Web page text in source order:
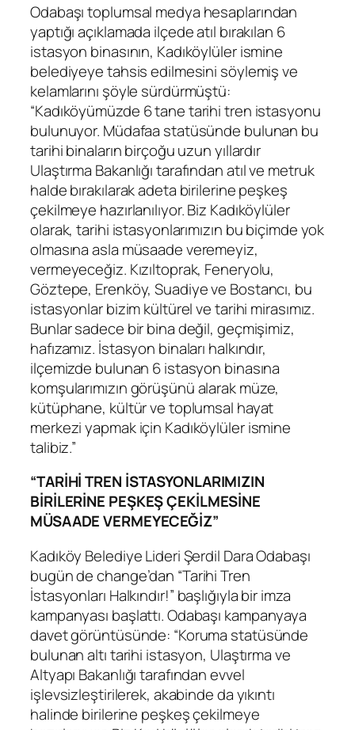
Odabaşı toplumsal medya hesaplarından
yaptığı açıklamada ilçede atıl bırakılan 6
istasyon binasının, Kadıköylüler ismine
belediyeye tahsis edilmesini söylemiş ve
kelamlarını şöyle sürdürmüştü:
“Kadıköyümüzde 6 tane tarihi tren istasyonu
bulunuyor. Müdafaa statüsünde bulunan bu
tarihi binaların birçoğu uzun yıllardır
Ulaştırma Bakanlığı tarafından atıl ve metruk
halde bırakılarak adeta birilerine peşkeş
çekilmeye hazırlanılıyor. Biz Kadıköylüler
olarak, tarihi istasyonlarımızın bu biçimde yok
olmasına asla müsaade veremeyiz,
vermeyeceğiz. Kızıltoprak, Feneryolu,
Göztepe, Erenköy, Suadiye ve Bostancı, bu
istasyonlar bizim kültürel ve tarihi mirasımız.
Bunlar sadece bir bina değil, geçmişimiz,
hafızamız. İstasyon binaları halkındır,
ilçemizde bulunan 6 istasyon binasına
komşularımızın görüşünü alarak müze,
kütüphane, kültür ve toplumsal hayat
merkezi yapmak için Kadıköylüler ismine
talibiz.”
“TARİHİ TREN İSTASYONLARIMIZIN
BİRİLERİNE PEŞKEŞ ÇEKİLMESİNE
MÜSAADE VERMEYECEĞİZ”
Kadıköy Belediye Lideri Şerdil Dara Odabaşı
bugün de change’dan “Tarihi Tren
İstasyonları Halkındır!” başlığıyla bir imza
kampanyası başlattı. Odabaşı kampanyaya
davet görüntüsünde: “Koruma statüsünde
bulunan altı tarihi istasyon, Ulaştırma ve
Altyapı Bakanlığı tarafından evvel
işlevsizleştirilerek, akabinde da yıkıntı
halinde birilerine peşkeş çekilmeye